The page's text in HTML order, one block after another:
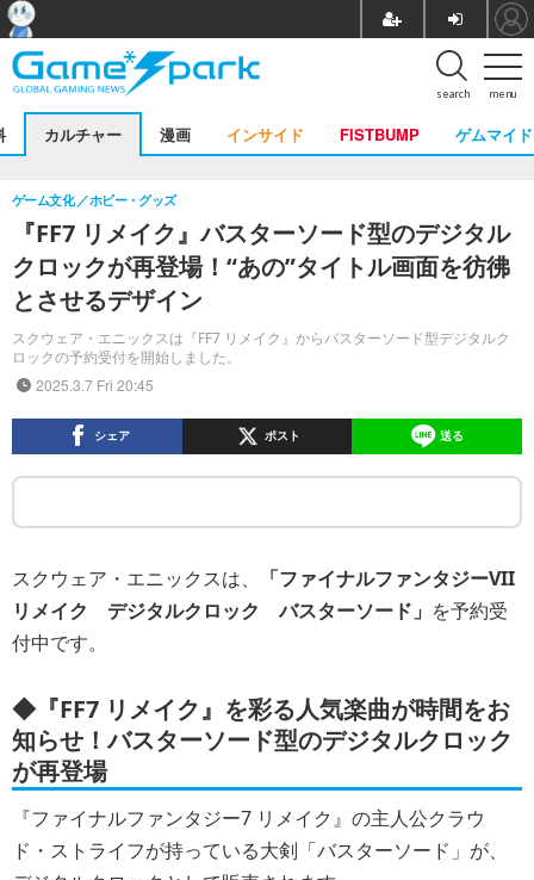
menu
search
カルチャー 漫画 インサイド FISTBUMP ゲムマイド
『FF7 リメイク』バスターソード型のデジタル
クロックが再登場！“あの”タイトル画面を彷彿
とさせるデザイン
スクウェア・エニックスは『FF7 リメイク』からバスターソード型デジタルク
ロックの予約受付を開始しました。
ゲーム文化 ホビー・グッズ
2025.3.7 Fri 20:45
シェア ポスト 送る
スクウェア・エニックスは、
「ファイナルファンタジーVII
リメイク デジタルクロック バスターソード」 を予約受
付中です。
◆『FF7 リメイク』を彩る人気楽曲が時間をお
知らせ！バスターソード型のデジタルクロック
が再登場
『ファイナルファンタジー7 リメイク』の主人公クラウ
ド・ストライフが持っている大剣「バスターソード」が、